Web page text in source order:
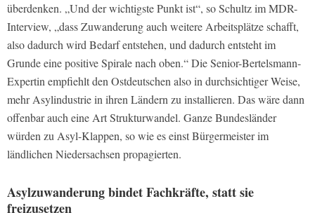
überdenken. „Und der wichtigste Punkt ist“, so Schultz im MDR-
Interview, „dass Zuwanderung auch weitere Arbeitsplätze schafft,
also dadurch wird Bedarf entstehen, und dadurch entsteht im
Grunde eine positive Spirale nach oben.“ Die Senior-Bertelsmann-
Expertin empfiehlt den Ostdeutschen also in durchsichtiger Weise,
mehr Asylindustrie in ihren Ländern zu installieren. Das wäre dann
offenbar auch eine Art Strukturwandel. Ganze Bundesländer
würden zu Asyl-Klappen, so wie es einst Bürgermeister im
ländlichen Niedersachsen propagierten.
Asylzuwanderung bindet Fachkräfte, statt sie
freizusetzen